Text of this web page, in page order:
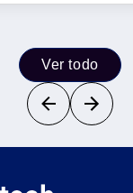
Ver todo